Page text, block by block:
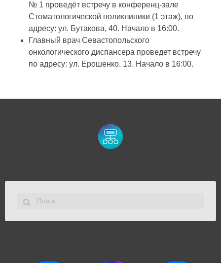
№ 1 проведёт встречу в конференц-зале
Стоматологической поликлиники (1 этаж), по
адресу: ул. Бутакова, 40. Начало в 16:00.
Главный врач Севастопольского
онкологического диспансера проведет встречу
по адресу: ул. Ерошенко, 13. Начало в 16:00.